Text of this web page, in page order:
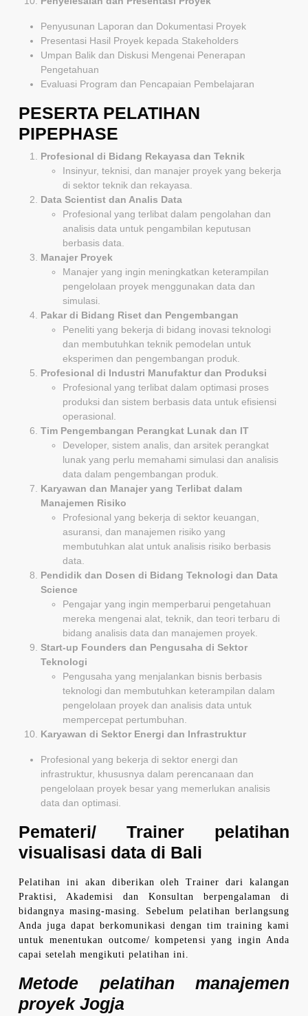
Penyusunan Laporan dan Dokumentasi Proyek
Presentasi Hasil Proyek kepada Stakeholders
Umpan Balik dan Diskusi Mengenai Penerapan
Pengetahuan
Evaluasi Program dan Pencapaian Pembelajaran
PESERTA PELATIHAN
PIPEPHASE
Profesional di Bidang Rekayasa dan Teknik
Insinyur, teknisi, dan manajer proyek yang bekerja
di sektor teknik dan rekayasa.
Data Scientist dan Analis Data
Profesional yang terlibat dalam pengolahan dan
analisis data untuk pengambilan keputusan
berbasis data.
Manajer Proyek
Manajer yang ingin meningkatkan keterampilan
pengelolaan proyek menggunakan data dan
simulasi.
Pakar di Bidang Riset dan Pengembangan
Peneliti yang bekerja di bidang inovasi teknologi
dan membutuhkan teknik pemodelan untuk
eksperimen dan pengembangan produk.
Profesional di Industri Manufaktur dan Produksi
Profesional yang terlibat dalam optimasi proses
produksi dan sistem berbasis data untuk efisiensi
operasional.
Tim Pengembangan Perangkat Lunak dan IT
Developer, sistem analis, dan arsitek perangkat
lunak yang perlu memahami simulasi dan analisis
data dalam pengembangan produk.
Karyawan dan Manajer yang Terlibat dalam
Manajemen Risiko
Profesional yang bekerja di sektor keuangan,
asuransi, dan manajemen risiko yang
membutuhkan alat untuk analisis risiko berbasis
data.
Pendidik dan Dosen di Bidang Teknologi dan Data
Science
Pengajar yang ingin memperbarui pengetahuan
mereka mengenai alat, teknik, dan teori terbaru di
bidang analisis data dan manajemen proyek.
Start-up Founders dan Pengusaha di Sektor
Teknologi
Pengusaha yang menjalankan bisnis berbasis
teknologi dan membutuhkan keterampilan dalam
pengelolaan proyek dan analisis data untuk
mempercepat pertumbuhan.
Karyawan di Sektor Energi dan Infrastruktur
Profesional yang bekerja di sektor energi dan
infrastruktur, khususnya dalam perencanaan dan
pengelolaan proyek besar yang memerlukan analisis
data dan optimasi.
Pemateri/ Trainer pelatihan
visualisasi data di Bali
Pelatihan ini akan diberikan oleh Trainer dari kalangan
Praktisi, Akademisi dan Konsultan berpengalaman di
bidangnya masing-masing. Sebelum pelatihan berlangsung
Anda juga dapat berkomunikasi dengan tim training kami
untuk menentukan outcome/ kompetensi yang ingin Anda
capai setelah mengikuti pelatihan ini.
Metode pelatihan manajemen
proyek Jogja